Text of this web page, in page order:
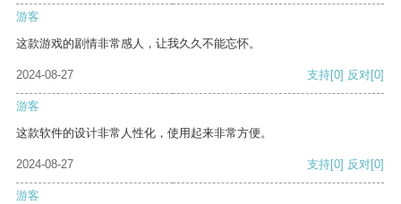
游客
这款游戏的剧情非常感人，让我久久不能忘怀。
2024-08-27 支持[0] 反对[0]
游客
这款软件的设计非常人性化，使用起来非常方便。
2024-08-27 支持[0] 反对[0]
游客